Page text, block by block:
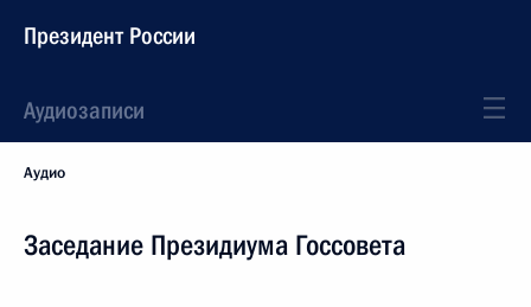
Президент России
Аудиозаписи
Аудио
Заседание Президиума Госсовета